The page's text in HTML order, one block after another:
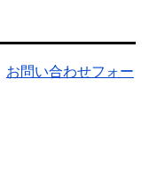
お問い合わせフォー